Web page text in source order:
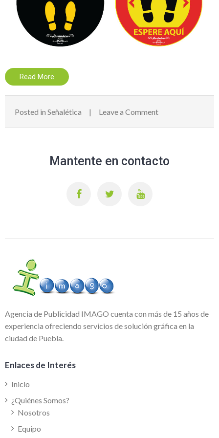
Read More
Posted in Señalética Leave a Commenton
Mantente en contacto
Agencia de Publicidad IMAGO cuenta con más de 15 años de
experiencia ofreciendo servicios de solución gráfica en la
ciudad de Puebla.
Enlaces de Interés
Inicio
¿Quiénes Somos?
Nosotros
Equipo